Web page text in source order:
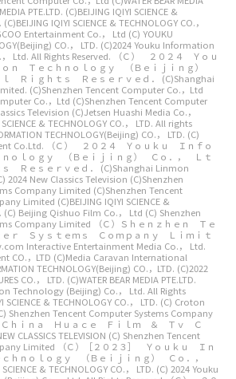
PTE.LTD. (C)BEIJING IQIYI SCIENCE &
(C)BEIJING IQIYI SCIENCE & TECHNOLOGY CO.，
Entertainment Co.， Ltd (C) YOUKU
CO.， LTD. (C)2024 Youku Information
Ltd. All Rights Reserved.
（Ｃ） ２０２４ Ｙｏｕ
ｎ Ｔｅｃｈｎｏｌｏｇｙ （Ｂｅｉｊｉｎｇ）
Ｒｉｇｈｔｓ Ｒｅｓｅｒｖｅｄ． (C)Shanghai
(C)Shenzhen Tencent Computer Co.，Ltd
Co.，Ltd (C)Shenzhen Tencent Computer
Television (C)Jetsen Huashi Media Co.，
& TECHNOLOGY CO.， LTD. All rights
TECHNOLOGY(Beijing) CO.， LTD. (C)
Co.Ltd.
（Ｃ） ２０２４ Ｙｏｕｋｕ Ｉｎｆｏ
ｎｏｌｏｇｙ （Ｂｅｉｊｉｎｇ） Ｃｏ．， Ｌｔ
Ｒｅｓｅｒｖｅｄ． (C)Shanghai Linmon
2024 New Classics Television (C)Shenzhen
Company Limited (C)Shenzhen Tencent
Limited (C)BEIJING IQIYI SCIENCE &
(C) Beijing Qishuo Film Co.， Ltd (C) Shenzhen
Company Limited
（Ｃ）Ｓｈｅｎｚｈｅｎ Ｔｅ
ｅｒ Ｓｙｓｔｅｍｓ Ｃｏｍｐａｎｙ Ｌｉｍｉｔ
Interactive Entertainment Media Co.， Ltd.
CO.，LTD (C)Media Caravan International
TECHNOLOGY(Beijing) CO.，LTD. (C)2022
CO.， LTD. (C)WATER BEAR MEDIA PTE.LTD.
Technology (Beijing) Co.， Ltd. All Rights
SCIENCE & TECHNOLOGY CO.， LTD. (C) Croton
Shenzhen Tencent Computer Systems Company
Ｃｈｉｎａ Ｈｕａｃｅ Ｆｉｌｍ ＆ Ｔｖ Ｃ
CLASSICS TELEVISION (C) Shenzhen Tencent
Limited
（Ｃ）［２０２３］ Ｙｏｕｋｕ Ｉｎ
ｈｎｏｌｏｇｙ （Ｂｅｉｊｉｎｇ） Ｃｏ．，
& TECHNOLOGY CO.， LTD. (C) 2024 Youku